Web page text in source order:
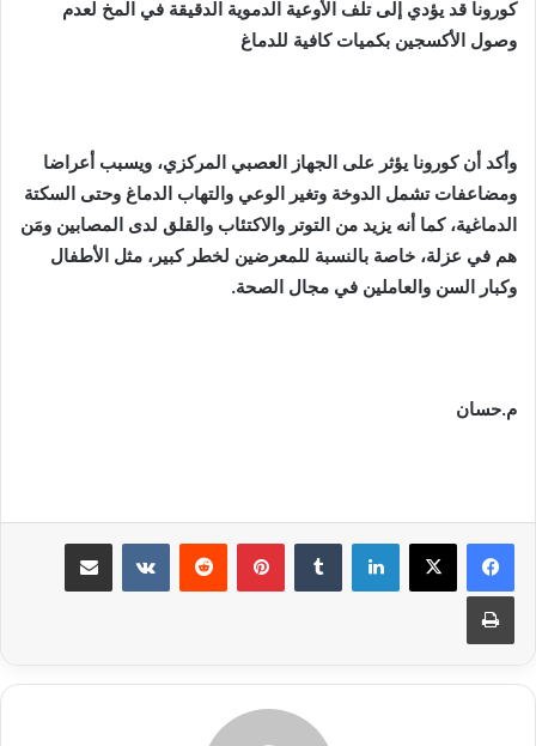
كورونا قد يؤدي إلى تلف الأوعية الدموية الدقيقة في المخ لعدم
وصول الأكسجين بكميات كافية للدماغ
وأكد أن كورونا يؤثر على الجهاز العصبي المركزي، ويسبب أعراضا
ومضاعفات تشمل الدوخة وتغير الوعي والتهاب الدماغ وحتى السكتة
الدماغية، كما أنه يزيد من التوتر والاكتئاب والقلق لدى المصابين ومَن
هم في عزلة، خاصة بالنسبة للمعرضين لخطر كبير، مثل الأطفال
وكبار السن والعاملين في مجال الصحة.
م.حسان
لينكدإن بينتيريست
طباعة